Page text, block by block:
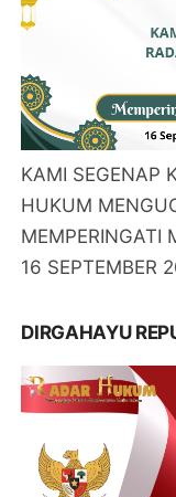
KAMI SEGENAP
HUKUM
MEMPERINGATI
16 SEPTEMBER
DIRGAHAYU